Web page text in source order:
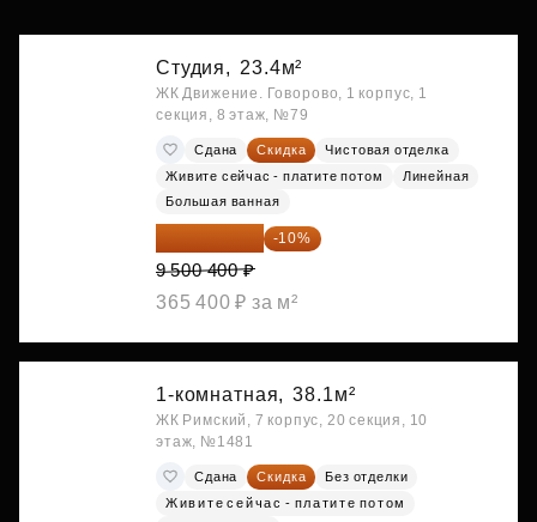
Студия, 23.4м²
ЖК Движение. Говорово, 1 корпус, 1
секция, 8 этаж, №79
Сдана Скидка
Чистовая отделка
Живите сейчас - платите потом
Линейная
Большая ванная
-10%
9 500 400 ₽
365 400 ₽ за м²
1-комнатная, 38.1м²
ЖК Римский, 7 корпус, 20 секция, 10
этаж, №1481
Сдана Скидка
Без отделки
Живите сейчас - платите потом